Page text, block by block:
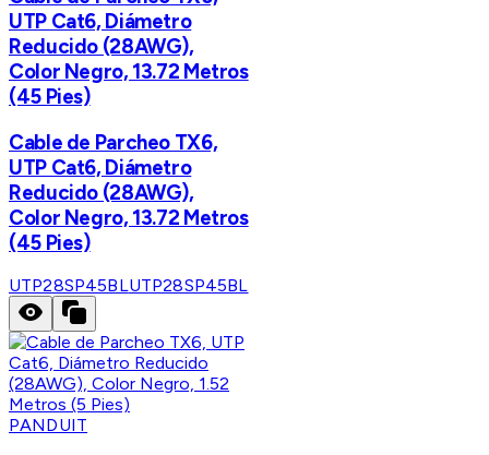
UTP Cat6, Diámetro
Reducido (28AWG),
Color Negro, 13.72 Metros
(45 Pies)
Cable de Parcheo TX6,
UTP Cat6, Diámetro
Reducido (28AWG),
Color Negro, 13.72 Metros
(45 Pies)
UTP28SP45BLUTP28SP45BL
PANDUIT